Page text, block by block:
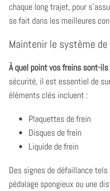
chaque long trajet, pour
se fait dans les meilleures
Maintenir le système
À quel point vos freins sont-
sécurité, il est essentiel de
éléments clés incluent :
Plaquettes de frein
Disques de frein
Liquide de frein
Des signes de défaillance
pédalage spongieux ou une